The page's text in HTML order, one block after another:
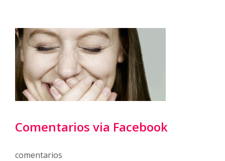
Comentarios via Facebook
comentarios